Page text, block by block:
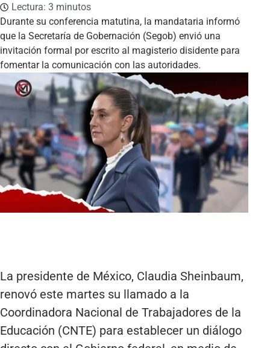
Lectura: 3 minutos
Durante su conferencia matutina, la mandataria informó
que la Secretaría de Gobernación (Segob) envió una
invitación formal por escrito al magisterio disidente para
fomentar la comunicación con las autoridades.
La presidente de México, Claudia Sheinbaum,
renovó este martes su llamado a la
Coordinadora Nacional de Trabajadores de la
Educación (CNTE) para establecer un diálogo